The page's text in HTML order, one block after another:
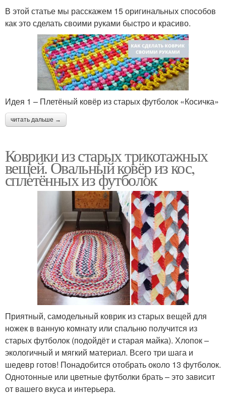
В этой статье мы расскажем 15 оригинальных способов
как это сделать своими руками быстро и красиво.
Идея 1 – Плетёный ковёр из старых футболок «Косичка»
читать дальше →
Коврики из старых трикотажных
вещей. Овальный ковёр из кос,
сплетённых из футболок
Приятный, самодельный коврик из старых вещей для
ножек в ванную комнату или спальню получится из
старых футболок (подойдёт и старая майка). Хлопок –
экологичный и мягкий материал. Всего три шага и
шедевр готов! Понадобится отобрать около 13 футболок.
Однотонные или цветные футболки брать – это зависит
от вашего вкуса и интерьера.